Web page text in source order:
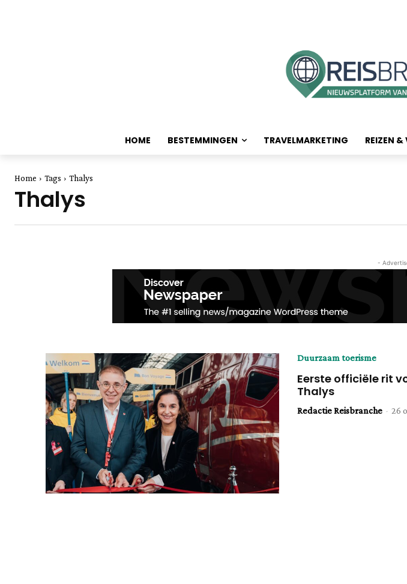
HOME BESTEMMINGEN TRAVELMARKETING REIZEN
Home Tags Thalys
Thalys
-
Duurzaam toerisme
Eerste officiële rit
Thalys
Redactie Reisbranche - 26